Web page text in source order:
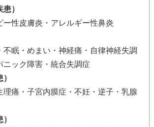
）
ー性皮膚炎・アレルギー性鼻炎
不眠・めまい・神経痛・自律神経失調
ニック障害・統合失調症
理痛・子宮内膜症・不妊・逆子・乳腺